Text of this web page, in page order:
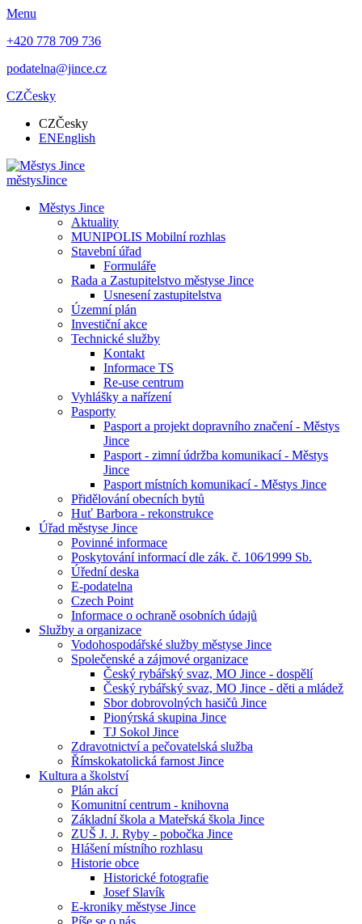
Menu
+420 778 709 736
podatelna@jince.cz
CZČesky
CZČesky
ENEnglish
městysJince
Městys Jince
Aktuality
MUNIPOLIS Mobilní rozhlas
Stavební úřad
Formuláře
Rada a Zastupitelstvo městyse Jince
Usnesení zastupitelstva
Územní plán
Investiční akce
Technické služby
Kontakt
Informace TS
Re-use centrum
Vyhlášky a nařízení
Pasporty
Pasport a projekt dopravního značení - Městys
Jince
Pasport - zimní údržba komunikací - Městys
Jince
Pasport místních komunikací - Městys Jince
Přidělování obecních bytů
Huť Barbora - rekonstrukce
Úřad městyse Jince
Povinné informace
Poskytování informací dle zák. č. 106⁄1999 Sb.
Úřední deska
E-podatelna
Czech Point
Informace o ochraně osobních údajů
Služby a organizace
Vodohospodářské služby městyse Jince
Společenské a zájmové organizace
Český rybářský svaz, MO Jince - dospělí
Český rybářský svaz, MO Jince - děti a mládež
Sbor dobrovolných hasičů Jince
Pionýrská skupina Jince
TJ Sokol Jince
Zdravotnictví a pečovatelská služba
Římskokatolická farnost Jince
Kultura a školství
Plán akcí
Komunitní centrum - knihovna
Základní škola a Mateřská škola Jince
ZUŠ J. J. Ryby - pobočka Jince
Hlášení místního rozhlasu
Historie obce
Historické fotografie
Josef Slavík
E-kroniky městyse Jince
Píše se o nás